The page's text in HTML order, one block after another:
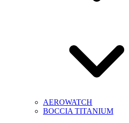
AEROWATCH
BOCCIA TITANIUM